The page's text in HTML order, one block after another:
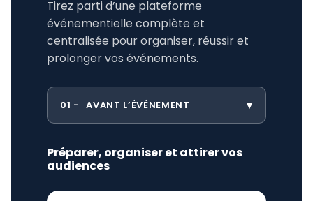
Tirez parti d’une plateforme
événementielle complète et
centralisée pour organiser, réussir et
prolonger vos événements.
01 AVANT L’ÉVÉNEMENT
Préparer, organiser et attirer vos
audiences